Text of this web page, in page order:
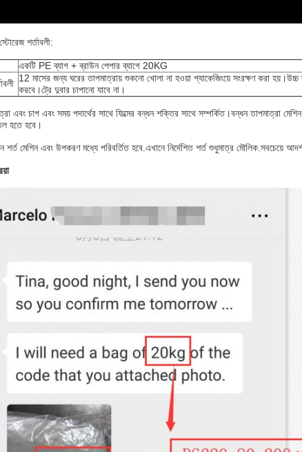
শর্তাবলী:
একটি PE ব্যাগ + ব্রাউন পেপার ব্যাগে 20KG
12 মাসের জন্য ঘরের তাপমাত্রায় শুকনো খোলা না হওয়া প্যাকেজিংয়ে সংরক্ষণ করা হয়।উচ্চ
করবে।ট্রে দুবার চাপানো যাবে না।
এবং চাপ এবং সময় পদার্থের সাথে ফিল্মের বন্ধন শক্তির সাথে সম্পর্কিত।বন্ধন তাপমাত্রা
হতে হবে।
মেশিন এবং উপকরণ মধ্যে পরিবর্তিত হবে.এখানে নির্দেশিত শর্ত শুধুমাত্র মৌলিক.সবচেয়ে আদর্শ